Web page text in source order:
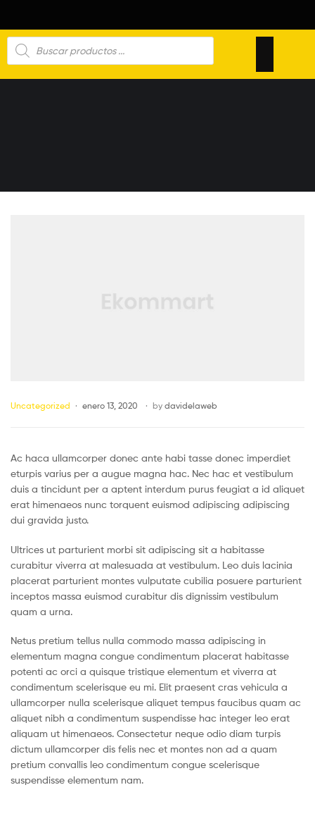
Uncategorized enero 13, 2020 by davidelaweb
Ac haca ullamcorper donec ante habi tasse donec imperdiet
eturpis varius per a augue magna hac. Nec hac et vestibulum
duis a tincidunt per a aptent interdum purus feugiat a id aliquet
erat himenaeos nunc torquent euismod adipiscing adipiscing
dui gravida justo.
Ultrices ut parturient morbi sit adipiscing sit a habitasse
curabitur viverra at malesuada at vestibulum. Leo duis lacinia
placerat parturient montes vulputate cubilia posuere parturient
inceptos massa euismod curabitur dis dignissim vestibulum
quam a urna.
Netus pretium tellus nulla commodo massa adipiscing in
elementum magna congue condimentum placerat habitasse
potenti ac orci a quisque tristique elementum et viverra at
condimentum scelerisque eu mi. Elit praesent cras vehicula a
ullamcorper nulla scelerisque aliquet tempus faucibus quam ac
aliquet nibh a condimentum suspendisse hac integer leo erat
aliquam ut himenaeos. Consectetur neque odio diam turpis
dictum ullamcorper dis felis nec et montes non ad a quam
pretium convallis leo condimentum congue scelerisque
suspendisse elementum nam.